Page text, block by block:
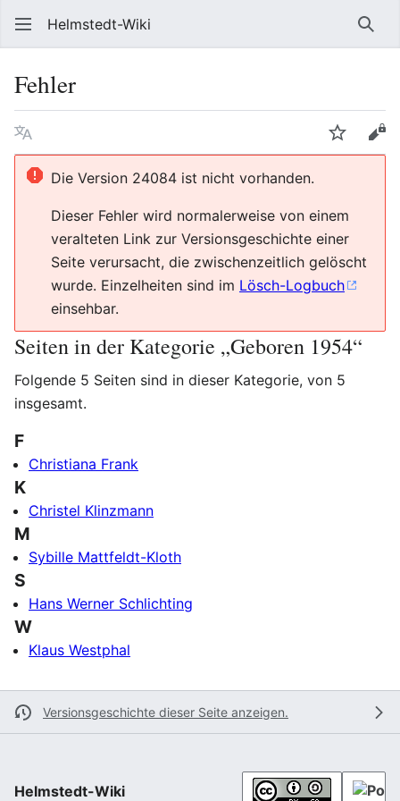
Helmstedt-Wiki
Fehler
Sprache
Die Version 24084 ist nicht vorhanden.
Dieser Fehler wird normalerweise von einem
veralteten Link zur Versionsgeschichte einer
Seite verursacht, die zwischenzeitlich gelöscht
wurde. Einzelheiten sind im Lösch-Logbuch
einsehbar.
Seiten in der Kategorie „Geboren 1954“
Folgende 5 Seiten sind in dieser Kategorie, von 5
insgesamt.
F
Christiana Frank
K
Christel Klinzmann
M
Sybille Mattfeldt-Kloth
S
Hans Werner Schlichting
W
Klaus Westphal
Versionsgeschichte dieser Seite anzeigen.
Helmstedt-Wiki